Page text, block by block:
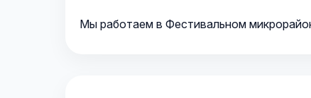
Мы работаем в Фестивальном